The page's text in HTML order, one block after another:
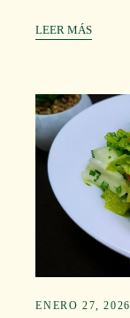
LEER MÁS
ENERO 27, 2026